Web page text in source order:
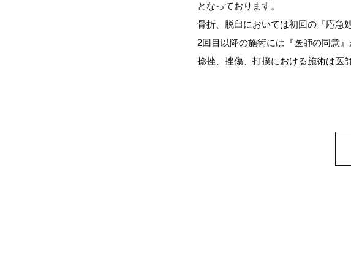
となっております。
骨折、脱臼においては初回の『応急
2回目以降の施術には『医師の同意』
捻挫、挫傷、打撲における施術は医